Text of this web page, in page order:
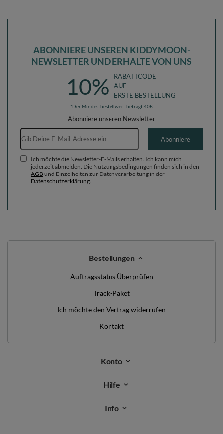
ABONNIERE UNSEREN KIDDYMOON-
NEWSLETTER UND ERHALTE VON UNS
10%
RABATTCODE
AUF
ERSTE BESTELLUNG
*Der Mindestbestellwert beträgt 40€
Abonniere unseren Newsletter
E-Mail-Adresse
Abonniere
Ich möchte die Newsletter-E-Mails erhalten. Ich kann mich
jederzeit abmelden. Die Nutzungsbedingungen finden sich in den
AGB und Einzelheiten zur Datenverarbeitung in der
Datenschutzerklärung
Bestellungen
Auftragsstatus Überprüfen
Track-Paket
Ich möchte den Vertrag widerrufen
Kontakt
Konto
Hilfe
Info